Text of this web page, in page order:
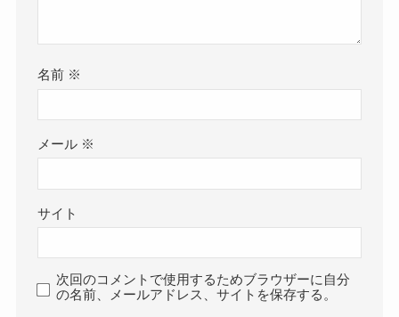
名前 ※
メール ※
サイト
次回のコメントで使用するためブラウザーに自分
の名前、メールアドレス、サイトを保存する。